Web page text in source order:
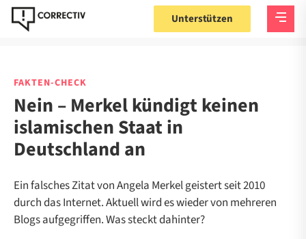
Unterstützen
FAKTEN-CHECK
Nein – Merkel kündigt keinen
islamischen Staat in
Deutschland an
Ein falsches Zitat von Angela Merkel geistert seit 2010
durch das Internet. Aktuell wird es wieder von mehreren
Blogs aufgegriffen. Was steckt dahinter?